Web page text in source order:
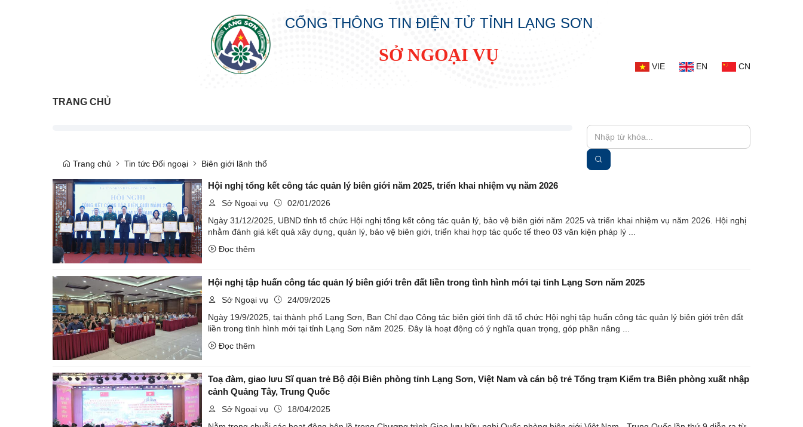
CỔNG THÔNG TIN ĐIỆN TỬ TỈNH LẠNG SƠN
SỞ NGOẠI VỤ
VIE EN CN
TRANG CHỦ
Trang chủ Tin tức Đối ngoại Biên giới lãnh thổ
Hội nghị tổng kết công tác quản lý biên giới năm 2025, triển khai nhiệm vụ năm 2026
Sở Ngoại vụ
02/01/2026
Ngày 31/12/2025, UBND tỉnh tổ chức Hội nghị tổng kết công tác quản lý, bảo vệ biên giới năm 2025 và triển khai nhiệm vụ năm 2026. Hội nghị
nhằm đánh giá kết quả xây dựng, quản lý, bảo vệ biên giới, triển khai hợp tác quốc tế theo 03 văn kiện pháp lý ...
Đọc thêm
Hội nghị tập huấn công tác quản lý biên giới trên đất liền trong tình hình mới tại tỉnh Lạng Sơn năm 2025
Sở Ngoại vụ
24/09/2025
Ngày 19/9/2025, tại thành phố Lạng Sơn, Ban Chỉ đạo Công tác biên giới tỉnh đã tổ chức Hội nghị tập huấn công tác quản lý biên giới trên đất
liền trong tình hình mới tại tỉnh Lạng Sơn năm 2025. Đây là hoạt động có ý nghĩa quan trọng, góp phần nâng ...
Đọc thêm
Toạ đàm, giao lưu Sĩ quan trẻ Bộ đội Biên phòng tỉnh Lạng Sơn, Việt Nam và cán bộ trẻ Tổng trạm Kiểm tra Biên phòng xuất nhập
cảnh Quảng Tây, Trung Quốc
Sở Ngoại vụ
18/04/2025